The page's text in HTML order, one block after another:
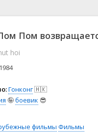
👨‍💼
тв
🤠 Фильм-
Пом
hoi
1984
Гонконг🇭🇰
🤪боевик 😎
фильмы Фильмы